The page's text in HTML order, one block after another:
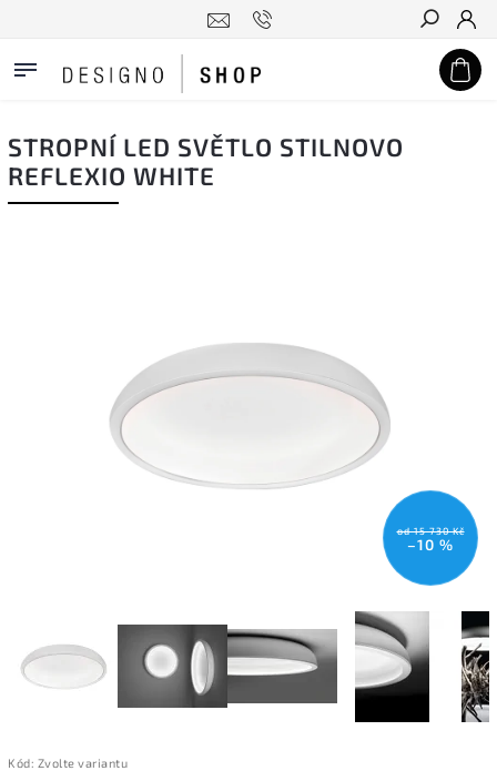
Hledat
STROPNÍ LED SVĚTLO STILNOVO
REFLEXIO WHITE
od 15 730 Kč
–10 %
Kód: Zvolte variantu